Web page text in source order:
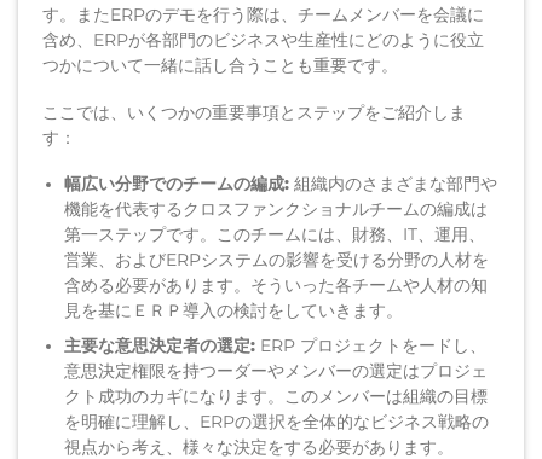
す。またERPのデモを行う際は、チームメンバーを会議に
含め、ERPが各部門のビジネスや生産性にどのように役立
つかについて一緒に話し合うことも重要です。
ここでは、いくつかの重要事項とステップをご紹介しま
す：
幅広い分野でのチームの編成: 組織内のさまざまな部門や
機能を代表するクロスファンクショナルチームの編成は
第一ステップです。このチームには、財務、IT、運用、
営業、およびERPシステムの影響を受ける分野の人材を
含める必要があります。 そういった各チームや人材の知
見を基に ＥＲＰ導入の検討をしていきます。
主要な意思決定者の選定: ERP プロジェクトをード し、
意思決定権限を持つーダーやメンバーの選定はプロジェ
クト成功のカギになります。 このメンバーは組織の目標
を明確に理解し、ERPの選択を全体的なビジネス戦略の
視点から考え 、様々な決定をする必要があります。